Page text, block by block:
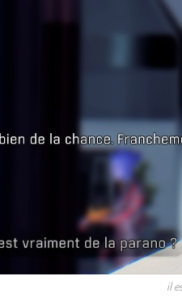
il